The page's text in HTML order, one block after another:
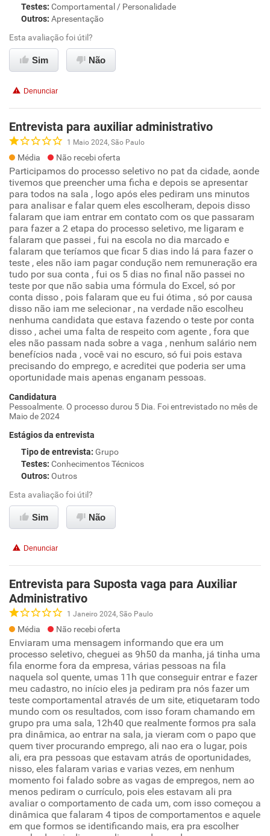
Testes: Comportamental / Personalidade
Outros: Apresentação
Esta avaliação foi útil?
Sim Não
Denunciar
Entrevista para auxiliar administrativo
1 Maio 2024, São Paulo
Média Não recebi oferta
Participamos do processo seletivo no pat da cidade, aonde
tivemos que preencher uma ficha e depois se apresentar
para todos na sala , logo após eles pediram uns minutos
para analisar e falar quem eles escolheram, depois disso
falaram que iam entrar em contato com os que passaram
para fazer a 2 etapa do processo seletivo, me ligaram e
falaram que passei , fui na escola no dia marcado e
falaram que teríamos que ficar 5 dias indo lá para fazer o
teste , eles não iam pagar condução nem remuneração era
tudo por sua conta , fui os 5 dias no final não passei no
teste por que não sabia uma fórmula do Excel, só por
conta disso , pois falaram que eu fui ótima , só por causa
disso não iam me selecionar , na verdade não escolheu
nenhuma candidata que estava fazendo o teste por conta
disso , achei uma falta de respeito com agente , fora que
eles não passam nada sobre a vaga , nenhum salário nem
benefícios nada , você vai no escuro, só fui pois estava
precisando do emprego, e acreditei que poderia ser uma
oportunidade mais apenas enganam pessoas.
Candidatura
Pessoalmente. O processo durou 5 Dia. Foi entrevistado no mês de
Maio de 2024
Estágios da entrevista
Tipo de entrevista: Grupo
Testes: Conhecimentos Técnicos
Outros: Outros
Esta avaliação foi útil?
Sim Não
Denunciar
Entrevista para Suposta vaga para Auxiliar
Administrativo
1 Janeiro 2024, São Paulo
Média Não recebi oferta
Enviaram uma mensagem informando que era um
processo seletivo, cheguei as 9h50 da manha, já tinha uma
fila enorme fora da empresa, várias pessoas na fila
naquela sol quente, umas 11h que conseguir entrar e fazer
meu cadastro, no início eles ja pediram pra nós fazer um
teste comportamental através de um site, etiquetaram todo
mundo com os resultados, com isso foram chamando em
grupo pra uma sala, 12h40 que realmente formos pra sala
pra dinâmica, ao entrar na sala, ja vieram com o papo que
quem tiver procurando emprego, ali nao era o lugar, pois
ali, era pra pessoas que estavam atrás de oportunidades,
nisso, eles falaram varias e varias vezes, em nenhum
momento foi falado sobre as vagas de empregos, nem ao
menos pediram o currículo, pois eles estavam ali pra
avaliar o comportamento de cada um, com isso começou a
dinâmica que falaram 4 tipos de comportamentos e aquele
em que formos se identificando mais, era pra escolher